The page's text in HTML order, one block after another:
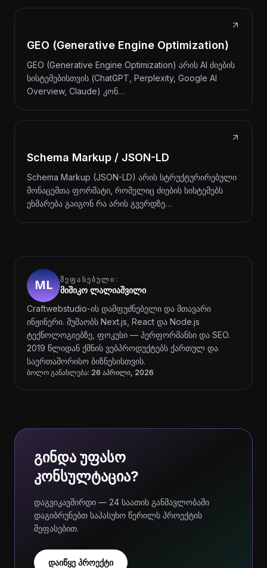
GEO (Generative Engine Optimization)
GEO (Generative Engine Optimization) არის AI ძიების
სისტემებისთვის (ChatGPT, Perplexity, Google AI
Overview, Claude) კონ…
Schema Markup / JSON-LD
Schema Markup (JSON-LD) არის სტრუქტურირებული
მონაცემთა ფორმატი, რომელიც ძიების სისტემებს
ეხმარება გაიგონ რა არის გვერდზე…
ᲨᲔᲤᲐᲡᲔᲑᲣᲚᲘ:
მიშიკო ლალიაშვილი
Craftwebstudio-ის დამფუძნებელი და მთავარი
ინჟინერი. მუშაობს Next.js, React და Node.js
ტექნოლოგიებზე, ფოკუსი — პერფორმანსი და SEO.
2019 წლიდან ქმნის ვებპროდუქტებს ქართულ და
საერთაშორისო ბიზნესისთვის.
ბოლო განახლება: 26 აპრილი, 2026
გინდა უფასო
კონსულტაცია?
დაგვიკავშირდი — 24 საათის განმავლობაში
დაგიბრუნებთ საპასუხო წერილს პროექტის
შეფასებით.
დაიწყე პროექტი